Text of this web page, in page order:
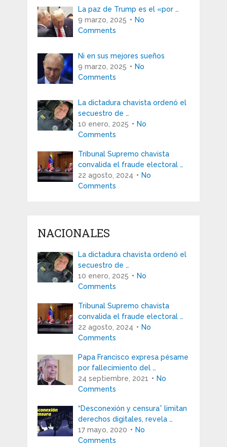
La paz de Trump es el «por …
9 marzo, 2025
No
Comments
Ni en sus mejores sueños
9 marzo, 2025
No
Comments
La dictadura chavista ordenó el
secuestro de …
10 enero, 2025
No
Comments
Tribunal Supremo chavista
convalida el fraude electoral …
22 agosto, 2024
No
Comments
NACIONALES
La dictadura chavista ordenó el
secuestro de …
10 enero, 2025
No
Comments
Tribunal Supremo chavista
convalida el fraude electoral …
22 agosto, 2024
No
Comments
Papa Francisco expresa pésame
por fallecimiento del …
24 septiembre, 2021
No
Comments
“Desconexión y censura” limitan
derechos digitales, revela …
17 mayo, 2020
No
Comments